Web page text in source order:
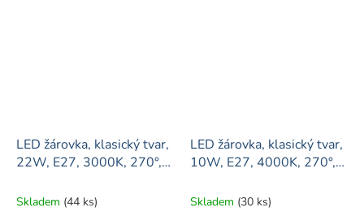
LED žárovka, klasický tvar,
22W, E27, 3000K, 270°,
Skladem (44 ks)
LED žárovka, klasický tvar,
10W, E27, 4000K, 270°,
Skladem (30 ks)